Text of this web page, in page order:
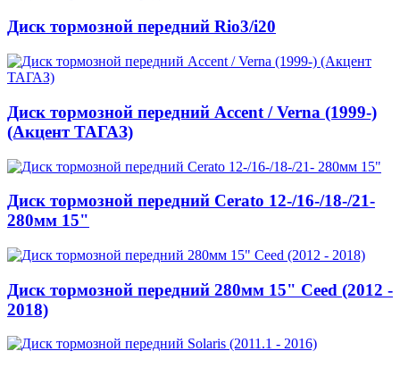
Диск тормозной передний Rio3/i20
Диск тормозной передний Accent / Verna (1999-)
(Акцент ТАГАЗ)
Диск тормозной передний Cerato 12-/16-/18-/21-
280мм 15"
Диск тормозной передний 280мм 15" Ceed (2012 -
2018)